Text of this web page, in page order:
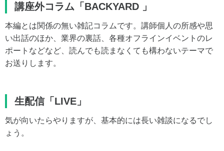
講座外コラム「BACKYARD 」
本編とは関係の無い雑記コラムです。講師個人の所感や思
い出話のほか、業界の裏話、各種オフラインイベントのレ
ポートなどなど、読んでも読まなくても構わないテーマで
お送りします。
生配信「LIVE」
気が向いたらやりますが、基本的には長い雑談になるでし
ょう。